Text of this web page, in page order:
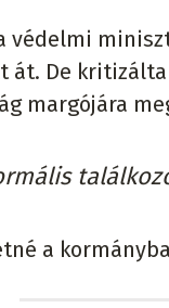
védelmi
át. De kritizálta
margójára
a